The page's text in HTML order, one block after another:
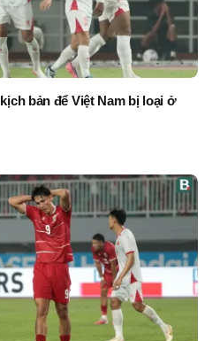
bản để Việt Nam bị loại ở